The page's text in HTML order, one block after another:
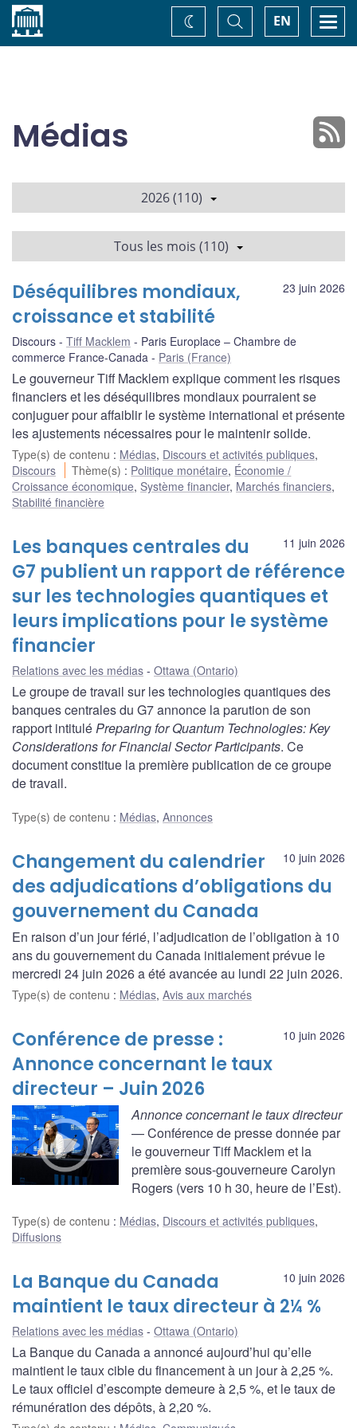
Accueil EN
Basculer
la
recherche
Changez
de
Médias
2026 (110)
Tous les mois (110)
23 juin 2026
Déséquilibres mondiaux,
croissance et stabilité
Discours Tiff Macklem
Paris Europlace – Chambre de
commerce France-Canada
Paris (France)
Le gouverneur Tiff Macklem explique comment les risques
financiers et les déséquilibres mondiaux pourraient se
conjuguer pour affaiblir le système international et présente
les ajustements nécessaires pour le maintenir solide.
Type(s) de contenu : Médias, Discours et activités publiques,
Discours
Thème(s) : Politique monétaire, Économie /
Croissance économique, Système financier, Marchés financiers,
Stabilité financière
11 juin 2026
Les banques centrales du
G7 publient un rapport de référence
sur les technologies quantiques et
leurs implications pour le système
financier
Relations avec les médias Ottawa (Ontario)
Le groupe de travail sur les technologies quantiques des
banques centrales du G7 annonce la parution de son
rapport intituléPreparing for Quantum Technologies: Key
Considerations for Financial Sector Participants. Ce
document constitue la première publication de ce groupe
de travail.
Type(s) de contenu : Médias, Annonces
10 juin 2026
Changement du calendrier
des adjudications d’obligations du
gouvernement du Canada
En raison d’un jour férié, l’adjudication de l’obligation à 10
ans du gouvernement du Canada initialement prévue le
mercredi 24 juin 2026 a été avancée au lundi 22 juin 2026.
Type(s) de contenu : Médias, Avis aux marchés
10 juin 2026
Conférence de presse :
Annonce concernant le taux
directeur – Juin 2026
Annonce concernant le taux directeur
— Conférence de presse donnée par
le gouverneur Tiff Macklem et la
première sous-gouverneure Carolyn
Rogers (vers 10 h 30, heure de l’Est).
Type(s) de contenu : Médias, Discours et activités publiques,
Diffusions
10 juin 2026
La Banque du Canada
maintient le taux directeur à 2¼ %
Relations avec les médias Ottawa (Ontario)
La Banque du Canada a annoncé aujourd’hui qu’elle
maintient le taux cible du financement à un jour à 2,25 %.
Le taux officiel d’escompte demeure à 2,5 %, et le taux de
rémunération des dépôts, à 2,20 %.